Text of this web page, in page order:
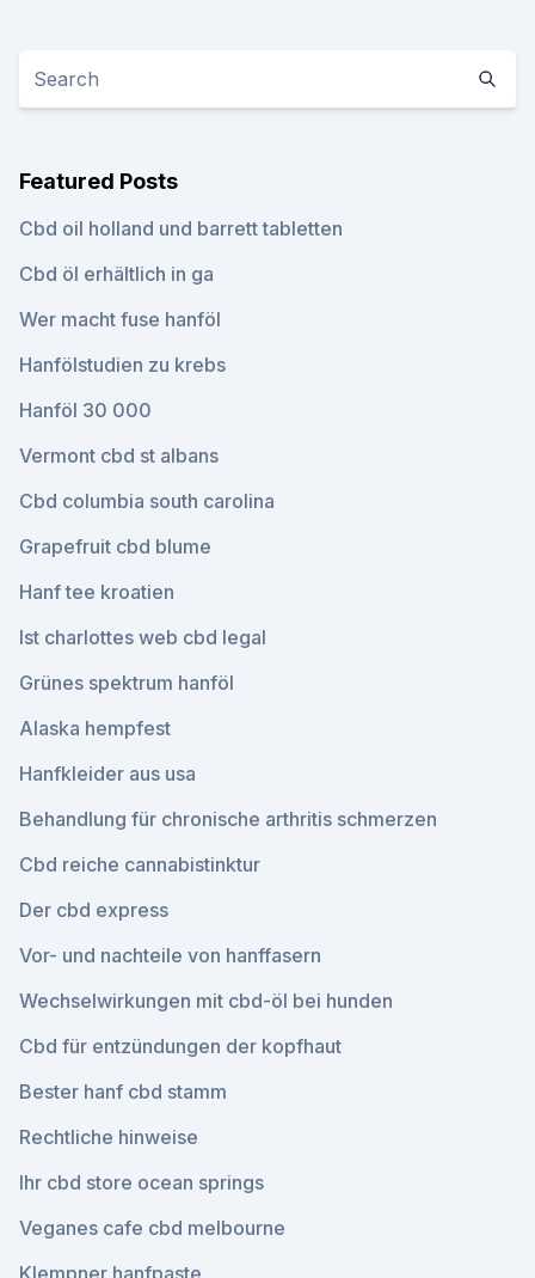
Featured Posts
Cbd oil holland und barrett tabletten
Cbd öl erhältlich in ga
Wer macht fuse hanföl
Hanfölstudien zu krebs
Hanföl 30 000
Vermont cbd st albans
Cbd columbia south carolina
Grapefruit cbd blume
Hanf tee kroatien
Ist charlottes web cbd legal
Grünes spektrum hanföl
Alaska hempfest
Hanfkleider aus usa
Behandlung für chronische arthritis schmerzen
Cbd reiche cannabistinktur
Der cbd express
Vor- und nachteile von hanffasern
Wechselwirkungen mit cbd-öl bei hunden
Cbd für entzündungen der kopfhaut
Bester hanf cbd stamm
Rechtliche hinweise
Ihr cbd store ocean springs
Veganes cafe cbd melbourne
Klempner hanfpaste